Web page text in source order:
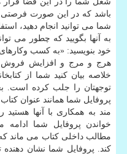
باشد كه در این صورت فرصتی
شما می توانید انجام دهید،
به آنها بگویید كه چطور می
هرج و مرج و افزایش فروش
خلاصه بیان كنید شما از
توجهتان را جلب كرده است.
پروفایل شما همانند عنوان
مند به همكاری با آنها
خواندن پروفایل شما
مطالب داخلی كتاب می ماند
كند. پروفایل شما نشان